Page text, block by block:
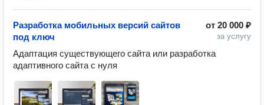
от 20 000 ₽
за услугу
Разработка мобильных версий сайтов
под ключ
Адаптация существующего сайта или разработка
адаптивного сайта с нуля